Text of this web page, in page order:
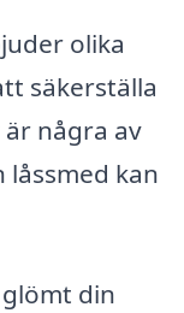
olika
säkerställa
några av
kan
din